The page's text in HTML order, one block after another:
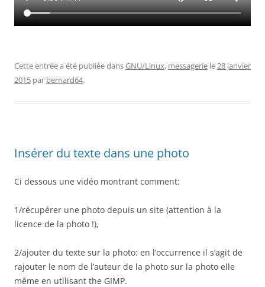
Cette entrée a été publiée dansGNU/Linux, messagerie le28 janvier
2015 par bernard64.
Insérer du texte dans une photo
Ci dessous une vidéo montrant comment:
1/récupérer une photo depuis un site (attention à la
licence de la photo !),
2/ajouter du texte sur la photo: en l’occurrence il s’agit de
rajouter le nom de l’auteur de la photo sur la photo elle
même en utilisant the GIMP.